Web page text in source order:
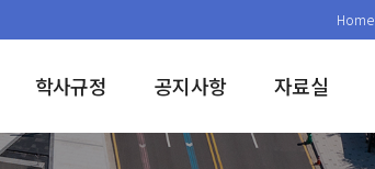
Home
학사규정 공지사항 자료실